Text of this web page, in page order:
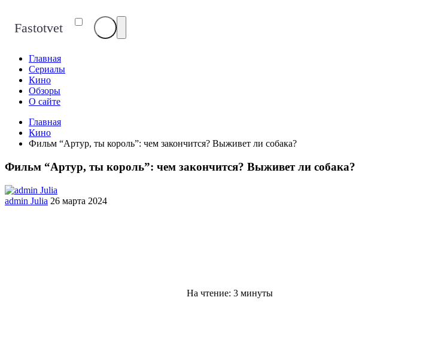
Fastotvet
Главная
Сериалы
Кино
Обзоры
О сайте
Главная
Кино
Фильм “Артур, ты король”: чем закончится? Выживет ли собака?
Фильм “Артур, ты король”: чем закончится? Выживет ли собака?
admin Julia 26 марта 2024
На чтение: 3 минуты